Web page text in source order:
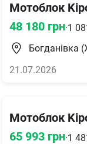
Мотоблок
48 180 грн·1
Богданівка
21.07.2026
Мотоблок
65 993 грн·1